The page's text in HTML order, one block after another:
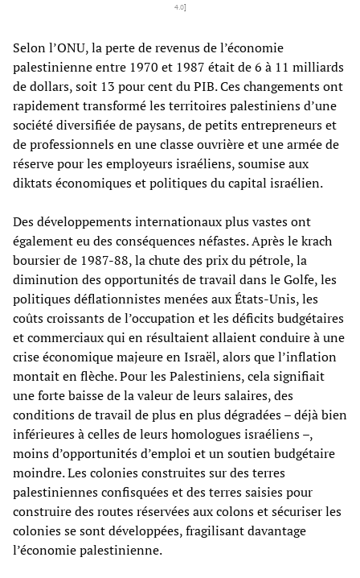
4.0]
Selon l’ONU, la perte de revenus de l’économie
palestinienne entre 1970 et 1987 était de 6 à 11 milliards
de dollars, soit 13 pour cent du PIB. Ces changements ont
rapidement transformé les territoires palestiniens d’une
société diversifiée de paysans, de petits entrepreneurs et
de professionnels en une classe ouvrière et une armée de
réserve pour les employeurs israéliens, soumise aux
diktats économiques et politiques du capital israélien.
Des développements internationaux plus vastes ont
également eu des conséquences néfastes. Après le krach
boursier de 1987-88, la chute des prix du pétrole, la
diminution des opportunités de travail dans le Golfe, les
politiques déflationnistes menées aux États-Unis, les
coûts croissants de l’occupation et les déficits budgétaires
et commerciaux qui en résultaient allaient conduire à une
crise économique majeure en Israël, alors que l’inflation
montait en flèche. Pour les Palestiniens, cela signifiait
une forte baisse de la valeur de leurs salaires, des
conditions de travail de plus en plus dégradées – déjà bien
inférieures à celles de leurs homologues israéliens –,
moins d’opportunités d’emploi et un soutien budgétaire
moindre. Les colonies construites sur des terres
palestiniennes confisquées et des terres saisies pour
construire des routes réservées aux colons et sécuriser les
colonies se sont développées, fragilisant davantage
l’économie palestinienne.